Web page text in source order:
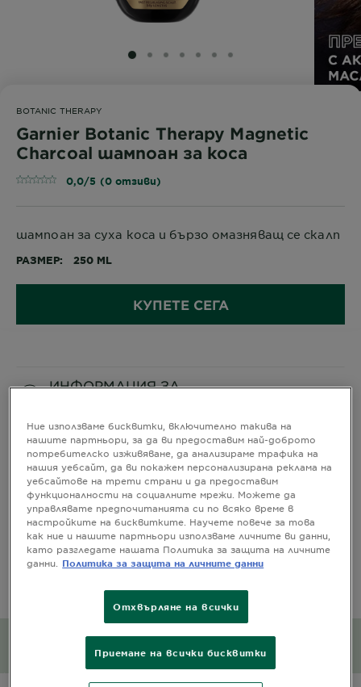
SLIDE 1
SLIDE 2
SLIDE 3
SLIDE 4
SLIDE 5
SLIDE 6
SLIDE 7
BOTANIC THERAPY
Garnier Botanic Therapy Magnetic
Charcoal шампоан за коса
0,0/5 (0 отзиви)
шампоан за суха коса и бързо омазняващ се скалп
РАЗМЕР 250 ML
КУПЕТЕ СЕГА
ИНФОРМАЦИЯ ЗА
CLOSE SUBPANEL
СЪСТАВ
CLOSE SUBPANEL
ИНФОРМАЦИЯ ЗА
БЕЗОПАСНОСM
CLOSE SUBPANEL
Въздействие върху
околната среда
Ние използваме бисквитки, включително такива на
нашите партньори, за да ви предоставим най-доброто
потребителско изживяване, да анализираме трафика на
нашия уебсайт, да ви покажем персонализирана реклама на
уебсайтове на трети страни и да предоставим
функционалности на социалните мрежи. Можете да
управлявате предпочитанията си по всяко време в
настройките на бисквитките. Научете повече за това
как ние и нашите партньори използваме личните ви данни,
като разгледате нашата Политика за защита на личните
данни.
Политика за защита на личните данни
Отхвърляне на всички
Приемане на всички бисквитки